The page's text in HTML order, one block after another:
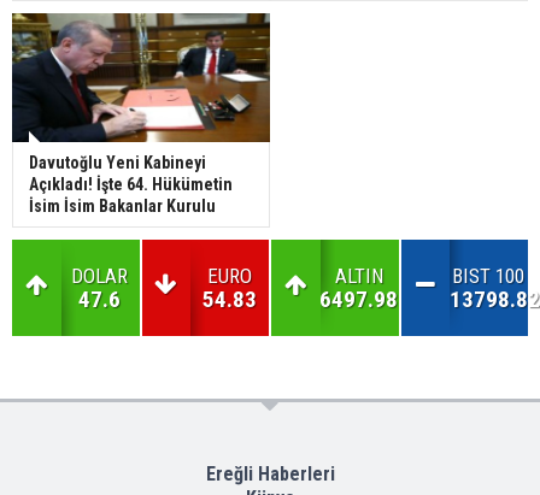
Davutoğlu Yeni Kabineyi
Açıkladı! İşte 64. Hükümetin
İsim İsim Bakanlar Kurulu
DOLAR
47.6
EURO
54.83
ALTIN
6497.98
BIST 100
13798.82
Ereğli Haberleri